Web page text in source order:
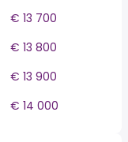
€ 13 700
€ 13 800
€ 13 900
€ 14 000